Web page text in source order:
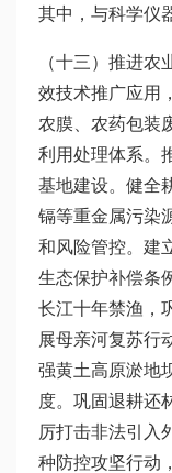
其中，与科学仪
（十三）推进
效技术推广应用
农膜、农药包装
利用处理体系。
基地建设。健全
镉等重金属污染
和风险管控。建
生态保护补偿条
长江十年禁渔，
展母亲河复苏行
强黄土高原淤地
度。巩固退耕还
厉打击非法引入
种防控攻坚行动